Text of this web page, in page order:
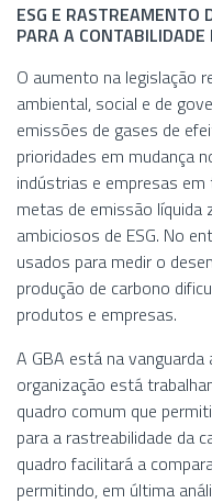
ESG E RASTREAMENTO
PARA A
O aumento na legislação
ambiental, social e de
emissões de gases de
prioridades em mudança
indústrias e empresas
metas de emissão
ambiciosos de ESG. No
usados para medir o
produção de carbono
produtos e empresas.
A GBA está na
organização está
quadro comum que
para a rastreabilidade da
quadro facilitará a
permitindo, em última